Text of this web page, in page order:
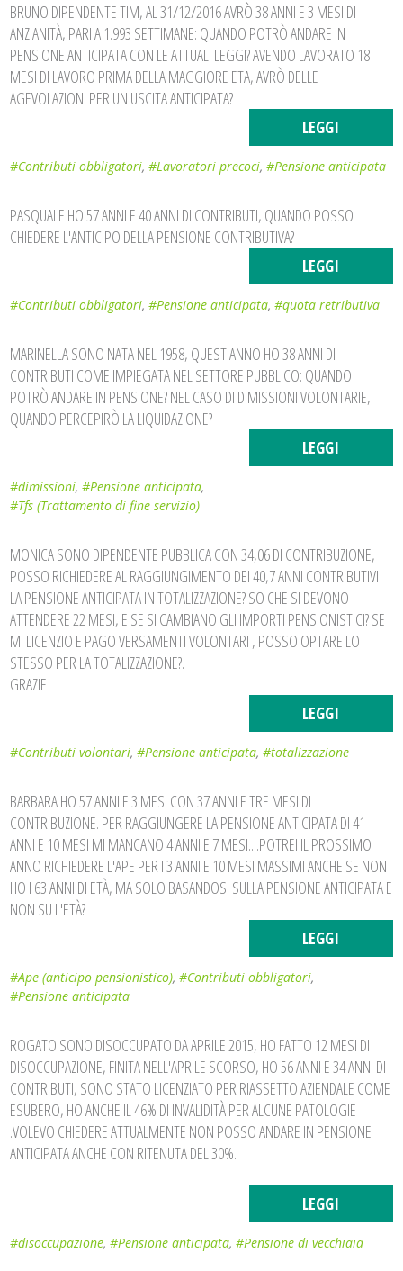
BRUNO DIPENDENTE TIM, AL 31/12/2016 AVRÒ 38 ANNI E 3 MESI DI
ANZIANITÀ, PARI A 1.993 SETTIMANE: QUANDO POTRÒ ANDARE IN
PENSIONE ANTICIPATA CON LE ATTUALI LEGGI? AVENDO LAVORATO 18
MESI DI LAVORO PRIMA DELLA MAGGIORE ETA, AVRÒ DELLE
AGEVOLAZIONI PER UN USCITA ANTICIPATA?
LEGGI
#Contributi obbligatori,#Lavoratori precoci,#Pensione anticipata
PASQUALE HO 57 ANNI E 40 ANNI DI CONTRIBUTI, QUANDO POSSO
CHIEDERE L'ANTICIPO DELLA PENSIONE CONTRIBUTIVA?
LEGGI
#Contributi obbligatori,#Pensione anticipata,#quota retributiva
MARINELLA SONO NATA NEL 1958, QUEST'ANNO HO 38 ANNI DI
CONTRIBUTI COME IMPIEGATA NEL SETTORE PUBBLICO: QUANDO
POTRÒ ANDARE IN PENSIONE? NEL CASO DI DIMISSIONI VOLONTARIE,
QUANDO PERCEPIRÒ LA LIQUIDAZIONE?
LEGGI
#dimissioni,#Pensione anticipata,
#Tfs (Trattamento di fine servizio)
MONICA SONO DIPENDENTE PUBBLICA CON 34,06 DI CONTRIBUZIONE,
POSSO RICHIEDERE AL RAGGIUNGIMENTO DEI 40,7 ANNI CONTRIBUTIVI
LA PENSIONE ANTICIPATA IN TOTALIZZAZIONE? SO CHE SI DEVONO
ATTENDERE 22 MESI, E SE SI CAMBIANO GLI IMPORTI PENSIONISTICI? SE
MI LICENZIO E PAGO VERSAMENTI VOLONTARI , POSSO OPTARE LO
STESSO PER LA TOTALIZZAZIONE?.
GRAZIE
LEGGI
#Contributi volontari,#Pensione anticipata,#totalizzazione
BARBARA HO 57 ANNI E 3 MESI CON 37 ANNI E TRE MESI DI
CONTRIBUZIONE. PER RAGGIUNGERE LA PENSIONE ANTICIPATA DI 41
ANNI E 10 MESI MI MANCANO 4 ANNI E 7 MESI....POTREI IL PROSSIMO
ANNO RICHIEDERE L'APE PER I 3 ANNI E 10 MESI MASSIMI ANCHE SE NON
HO I 63 ANNI DI ETÀ, MA SOLO BASANDOSI SULLA PENSIONE ANTICIPATA E
NON SU L'ETÀ?
LEGGI
#Ape (anticipo pensionistico),#Contributi obbligatori,
#Pensione anticipata
ROGATO SONO DISOCCUPATO DA APRILE 2015, HO FATTO 12 MESI DI
DISOCCUPAZIONE, FINITA NELL'APRILE SCORSO, HO 56 ANNI E 34 ANNI DI
CONTRIBUTI, SONO STATO LICENZIATO PER RIASSETTO AZIENDALE COME
ESUBERO, HO ANCHE IL 46% DI INVALIDITÀ PER ALCUNE PATOLOGIE
.VOLEVO CHIEDERE ATTUALMENTE NON POSSO ANDARE IN PENSIONE
ANTICIPATA ANCHE CON RITENUTA DEL 30%.
LEGGI
#disoccupazione,#Pensione anticipata,#Pensione di vecchiaia